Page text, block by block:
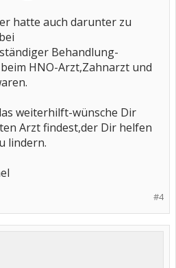
hatte auch darunter zu
Behandlung-
HNO-Arzt,Zahnarzt und
weiterhilft-wünsche Dir
Arzt findest,der Dir helfen
lindern.
#4